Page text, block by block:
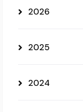
2026
2025
2024